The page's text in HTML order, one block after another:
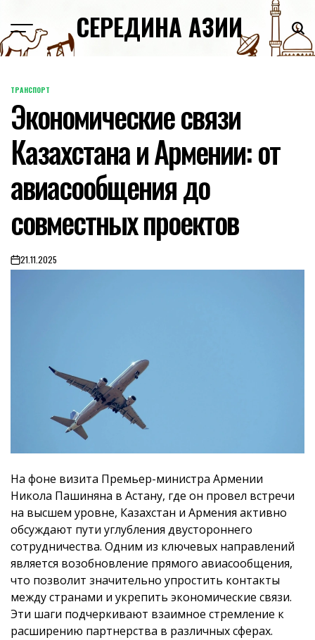
content
СЕРЕДИНА АЗИИ
POSTED
IN
ТРАНСПОРТ
Экономические связи
Казахстана и Армении: от
авиасообщения до
совместных проектов
on21.11.2025
На фоне визита Премьер-министра Армении
Никола Пашиняна в Астану, где он провел встречи
на высшем уровне, Казахстан и Армения активно
обсуждают пути углубления двустороннего
сотрудничества. Одним из ключевых направлений
является возобновление прямого авиасообщения,
что позволит значительно упростить контакты
между странами и укрепить экономические связи.
Эти шаги подчеркивают взаимное стремление к
расширению партнерства в различных сферах.